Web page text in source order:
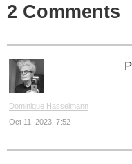
2 Comments
Dominique Hasselmann
Oct 11, 2023, 7:52